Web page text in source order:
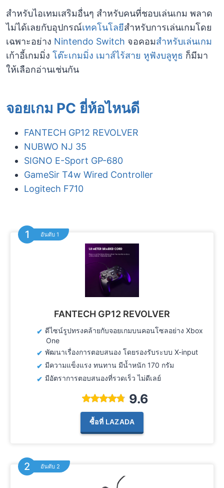
สำหรับไอเทมเสริมอื่นๆ สำหรับคนที่ชอบเล่นเกม พลาด
ไม่ได้เลยกับอุปกรณ์เทคโนโลยีสำหรับการเล่นเกมโดย
เฉพาะอย่าง Nintendo Switch จอคอมสำหรับเล่นเกม
เก้าอี้เกมมิ่ง โต๊ะเกมมิ่ง เมาส์ไร้สาย หูฟังบลูทูธ ก็มีมา
ให้เลือกอ่านเช่นกัน
จอยเกม PC ยี่ห้อไหนดี
FANTECH GP12 REVOLVER
NUBWO NJ 35
SIGNO E-Sport GP-680
GameSir T4w Wired Controller
Logitech F710
อันดับ 1
FANTECH GP12 REVOLVER
ดีไซน์รูปทรงคล้ายกับจอยเกมบนคอนโซลอย่าง Xbox
One
พัฒนาเรื่องการตอบสนอง โดยรองรับระบบ X-input
มีความแข็งแรง ทนทาน มีน้ำหนัก 170 กรัม
มีอัตราการตอบสนองที่รวดเร็ว ไม่ดีเลย์
9.6
ซื้อที่ LAZADA
อันดับ 2